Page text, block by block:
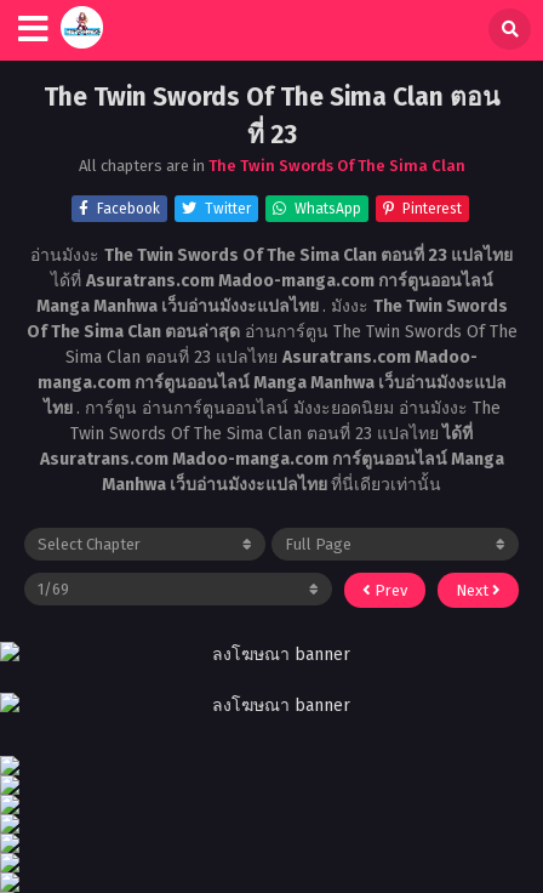
The Twin Swords Of The Sima Clan ตอน
ที่ 23
All chapters are in The Twin Swords Of The Sima Clan
Facebook Twitter WhatsApp Pinterest
อ่านมังงะ The Twin Swords Of The Sima Clan ตอนที่ 23 แปลไทย
ได้ที่ Asuratrans.com Madoo-manga.com การ์ตูนออนไลน์
Manga Manhwa เว็บอ่านมังงะแปลไทย . มังงะ The Twin Swords
Of The Sima Clan ตอนล่าสุดอ่านการ์ตูน The Twin Swords Of The
Sima Clan ตอนที่ 23 แปลไทย Asuratrans.com Madoo-
manga.com การ์ตูนออนไลน์ Manga Manhwa เว็บอ่านมังงะแปล
ไทย . การ์ตูน อ่านการ์ตูนออนไลน์ มังงะยอดนิยม อ่านมังงะ The
Twin Swords Of The Sima Clan ตอนที่ 23 แปลไทยได้ที่
Asuratrans.com Madoo-manga.com การ์ตูนออนไลน์ Manga
Manhwa เว็บอ่านมังงะแปลไทยที่นี่เดียวเท่านั้น
Prev Next